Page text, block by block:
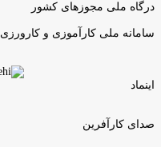
درگاه ملی مجوزهای کشور
سامانه ملی کارآموزی و کارورزی
اینماد
صدای کارآفرین